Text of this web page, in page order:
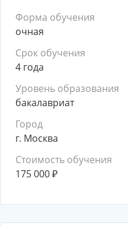
Форма обучения
очная
Срок обучения
4 года
Уровень образования
бакалавриат
Город
г. Москва
Стоимость обучения
175 000₽